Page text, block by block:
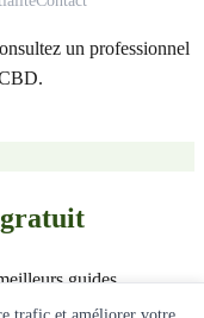
un professionnel
gratuit
guides,